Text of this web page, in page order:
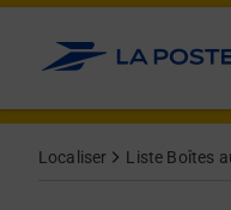
Allez au contenu
Localiser Liste Boîtes